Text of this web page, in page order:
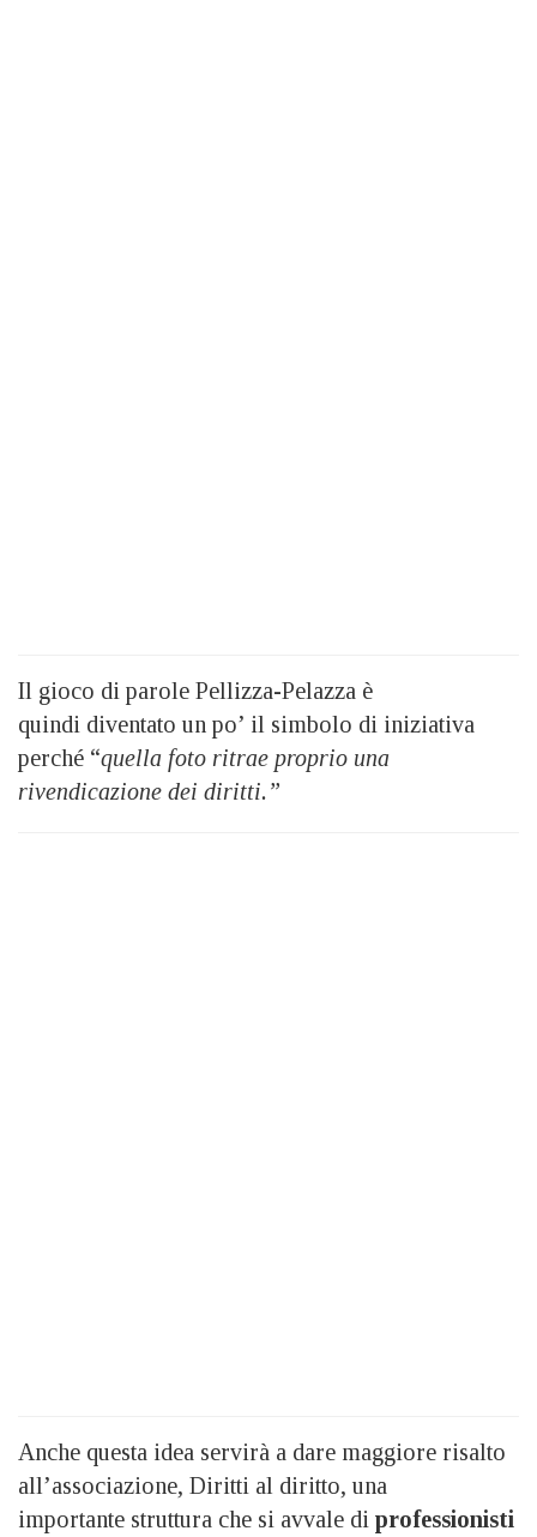
Il gioco di parole Pellizza-Pelazza è
quindi diventato un po’ il simbolo di iniziativa
perché “quella foto ritrae proprio una
rivendicazione dei diritti.”
Anche questa idea servirà a dare maggiore risalto
all’associazione, Diritti al diritto, una
importante struttura che si avvale di professionisti